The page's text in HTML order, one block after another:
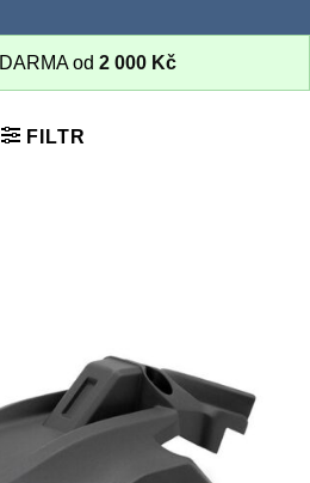
od 2 000 Kč
FILTR